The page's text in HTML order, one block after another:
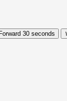
30 seconds